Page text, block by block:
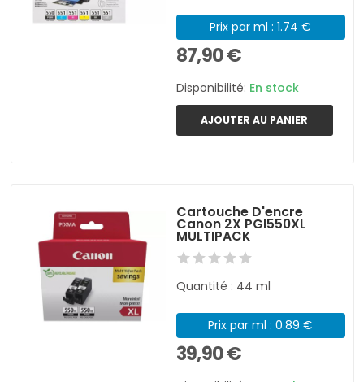
Prix par ml : 1.74 €
87,90 €
Disponibilité: En stock
AJOUTER AU PANIER
Cartouche D'encre
Canon 2X PGI550XL
MULTIPACK
Quantité : 44 ml
Prix par ml : 0.89 €
39,90 €